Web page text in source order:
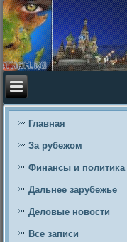
Главная
За рубежом
Финансы и политика
Дальнее зарубежье
Деловые новости
Все записи